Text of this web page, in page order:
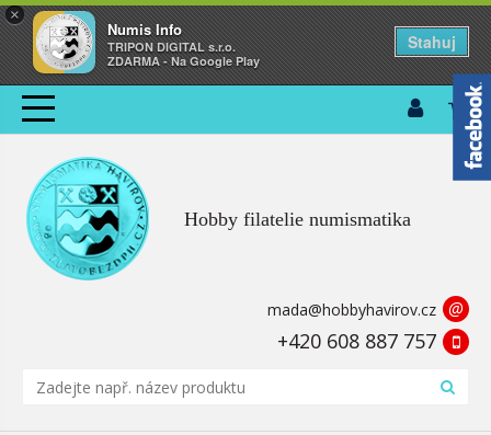
×
Numis Info
TRIPON DIGITAL s.r.o.
ZDARMA - Na Google Play
Stahuj
Hobby filatelie numismatika
mada@hobbyhavirov.cz @
+420 608 887 757